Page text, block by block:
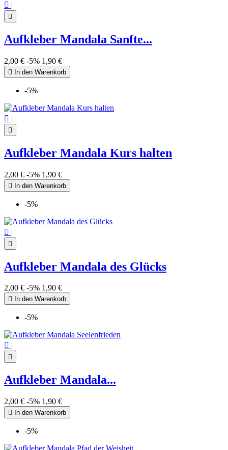
 |

Aufkleber Mandala Sanfte...
2,00 € -5% 1,90 €
 In den Warenkorb
-5%
 |

Aufkleber Mandala Kurs halten
2,00 € -5% 1,90 €
 In den Warenkorb
-5%
 |

Aufkleber Mandala des Glücks
2,00 € -5% 1,90 €
 In den Warenkorb
-5%


Aufkleber Mandala...
2,00 € -5% 1,90 €
 In den Warenkorb
-5%